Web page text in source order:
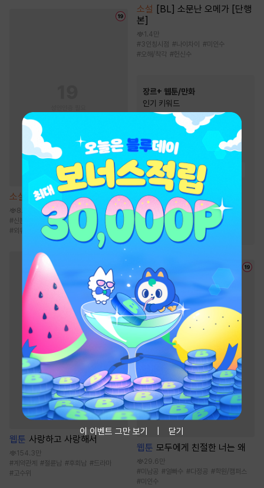
소설 은사 [단행본]
8.1천
#신분차이 카리스마남 # 재벌남
까칠남
#외유내강
웹툰 사랑하고 사랑해서
154.3만
# 계약관계 #절륜남 #후회남 #드라마
#고수위
소설
[BL] 소문난 오메가 [단행
본]
1.4만
#3인칭시점 #나이차이 #미인수
#오해/착각 #헌신수
장르+ 웹툰/만화
인기 키워드
오피스물 #성장물
#동양풍
복수
#
우정 #
#친구 #환생물
#음식 # 다정남
# 이세계물 # 영상화
# 힐링물 #
인외존재
#연애/결혼 # 역사/시대물
웹툰 모두에게 친절한 너는 왜
29.6만
#미남공 #얼빠수 #다정공 #학원/캠퍼스
#미인수
이 이벤트 그만 보기 닫기